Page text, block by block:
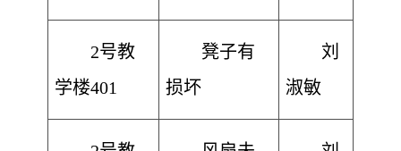
2号教
学楼401
凳子有
损坏
刘
淑敏